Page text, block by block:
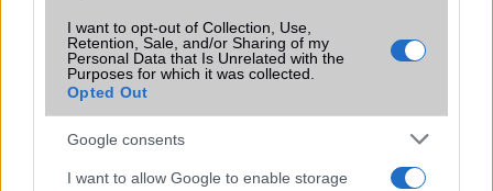
I want to opt-out of Collection, Use,
Retention, Sale, and/or Sharing of my
Personal Data that Is Unrelated with the
Purposes for which it was collected.
Opted Out
Google consents
I want to allow Google to enable storage
Samsung Galaxy S26 Ultra